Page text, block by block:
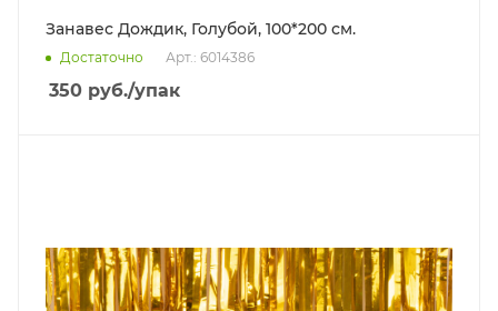
Занавес Дождик, Голубой, 100*200 см.
Достаточно Арт.: 6014386
350 руб./упак